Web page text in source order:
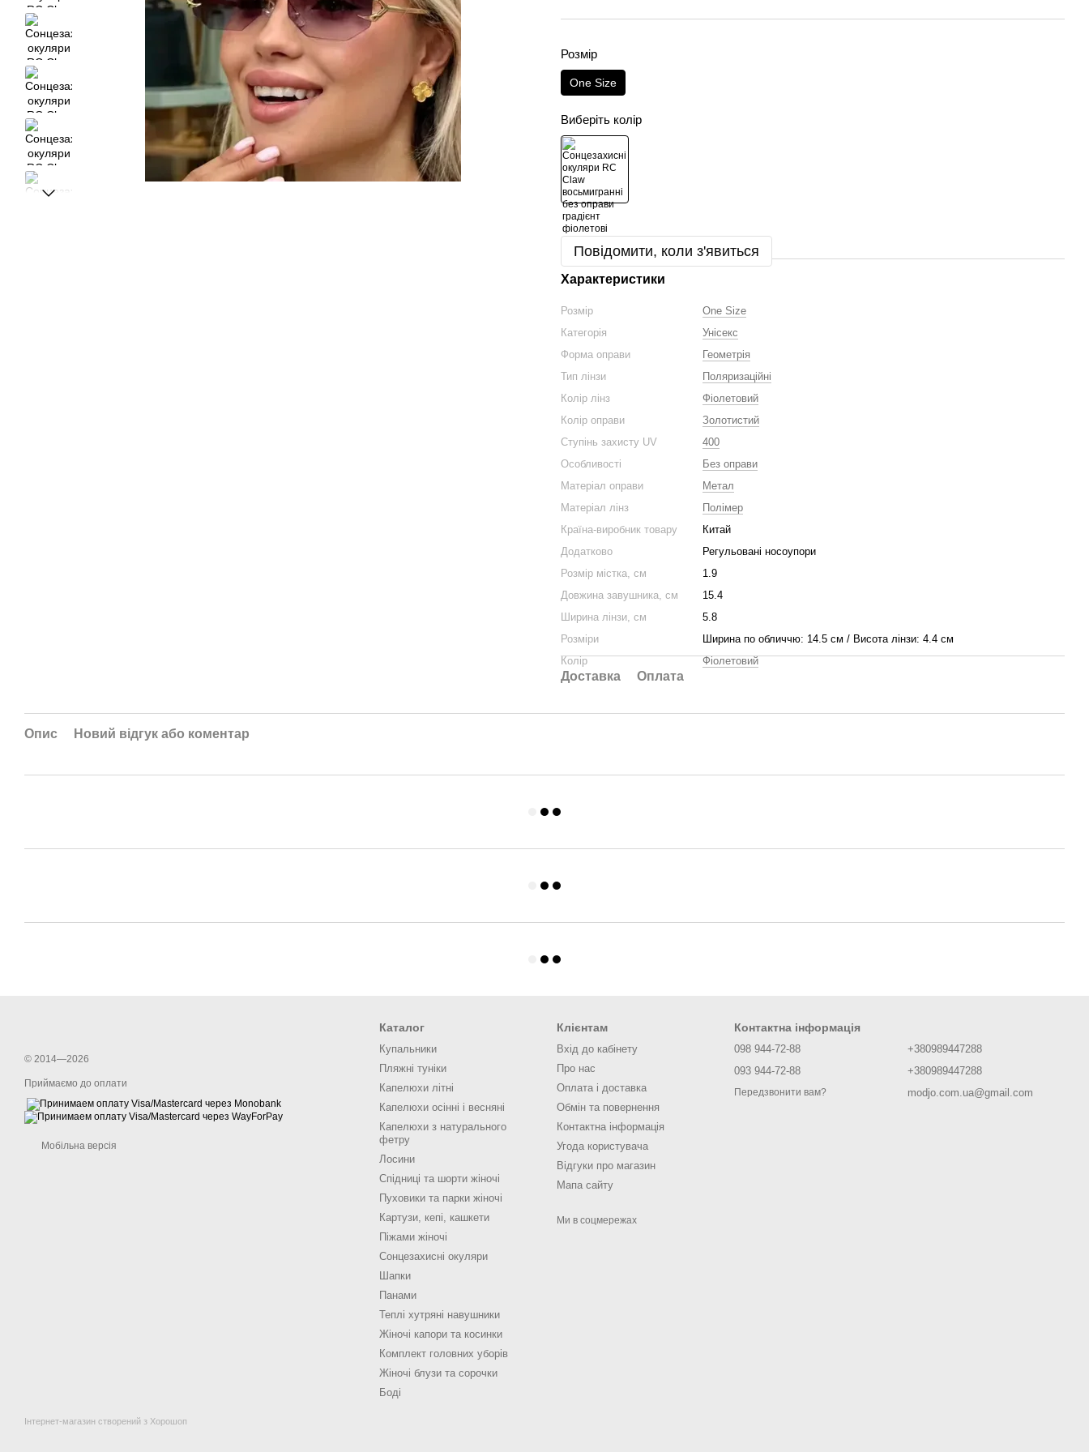
Розмір
One Size
Виберіть колір
Повідомити, коли з'явиться
Характеристики
Розмір
One Size
Категорія
Унісекс
Форма оправи
Геометрія
Тип лінзи
Поляризаційні
Колір лінз
Фіолетовий
Колір оправи
Золотистий
Ступінь захисту UV
400
Особливості
Без оправи
Матеріал оправи
Метал
Матеріал лінз
Полімер
Країна-виробник товару
Китай
Додатково
Регульовані носоупори
Розмір містка, см
1.9
Довжина завушника, см
15.4
Ширина лінзи, см
5.8
Розміри
Ширина по обличчю: 14.5 см / Висота лінзи: 4.4 см
Колір
Фіолетовий
Доставка Оплата
Опис Новий відгук або коментар
© 2014—2026
Приймаємо до оплати
Мобільна версія
Інтернет-магазин створений з Хорошоп
Каталог
Купальники
Пляжні туніки
Капелюхи літні
Капелюхи осінні і весняні
Капелюхи з натурального
фетру
Лосини
Спідниці та шорти жіночі
Пуховики та парки жіночі
Картузи, кепі, кашкети
Піжами жіночі
Сонцезахисні окуляри
Шапки
Панами
Теплі хутряні навушники
Жіночі капори та косинки
Комплект головних уборів
Жіночі блузи та сорочки
Боді
Клієнтам
Вхід до кабінету
Про нас
Оплата і доставка
Обмін та повернення
Контактна інформація
Угода користувача
Відгуки про магазин
Мапа сайту
Ми в соцмережах
Контактна інформація
098 944-72-88
093 944-72-88
Передзвонити вам?
+380989447288
+380989447288
modjo.com.ua@gmail.com